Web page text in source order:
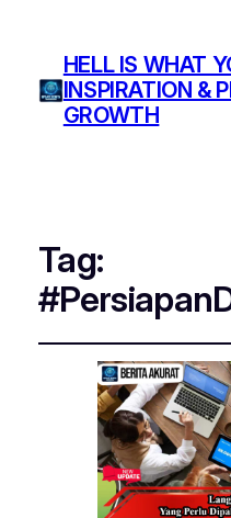
HELL IS WHAT
INSPIRATION &
GROWTH
Tag: